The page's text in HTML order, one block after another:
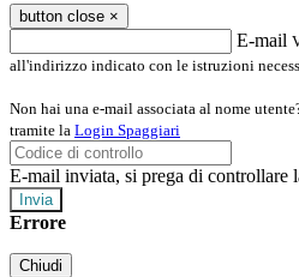
button close ×
E-mail
all'indirizzo indicato con le istruzioni
Non hai una e-mail associata al nome
tramite la Login Spaggiari
E-mail inviata, si prega di controllare
Errore
Chiudi